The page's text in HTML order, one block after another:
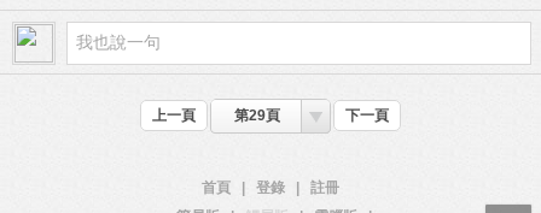
上一頁 第29頁 下一頁
首頁 登錄
註冊